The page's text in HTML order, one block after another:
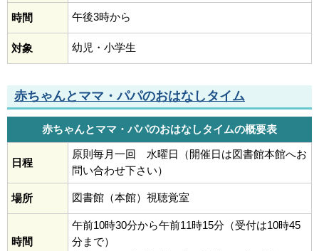
時間 午後3時から
対象 幼児・小学生
赤ちゃんとママ・パパのおはなしタイム
赤ちゃんとママ・パパのおはなしタイムの概要表
日程
原則毎月一回 水曜日（開催日は図書館本館へお
問い合わせ下さい）
場所 図書館（本館）視聴覚室
時間
午前10時30分から午前11時15分（受付は10時45
分まで）